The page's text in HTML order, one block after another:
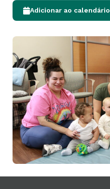
Adicionar ao calendário